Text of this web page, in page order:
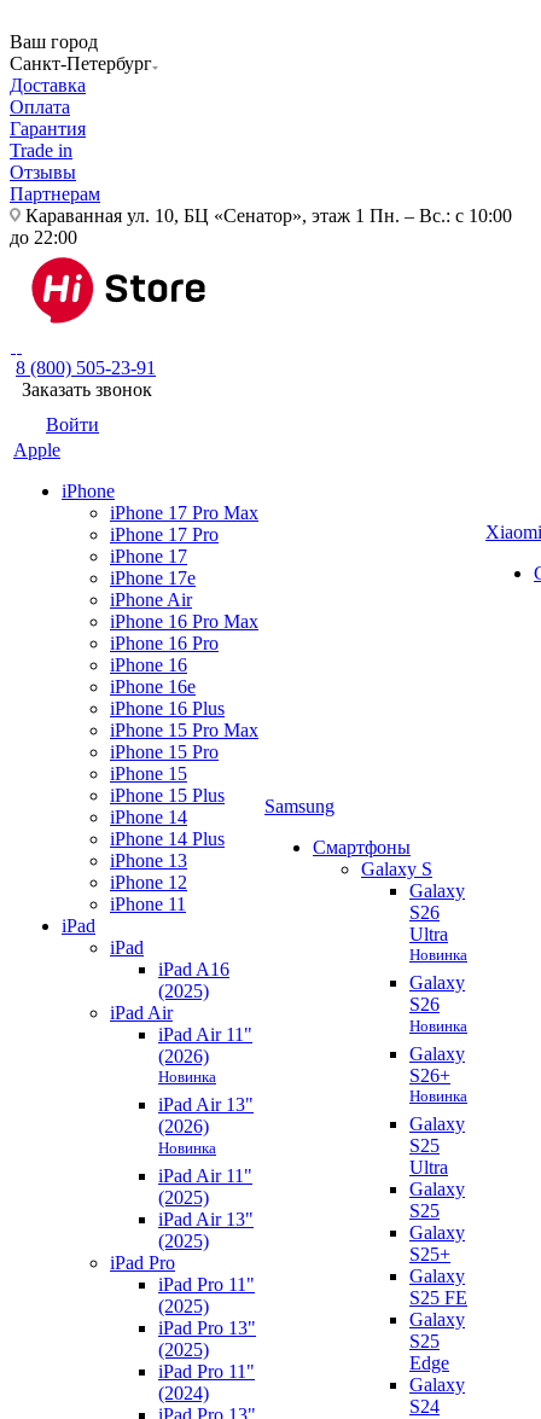
Ваш город
Санкт-Петербург
Доставка
Оплата
Гарантия
Trade in
Отзывы
Партнерам
Караванная ул. 10, БЦ «Сенатор», этаж 1 Пн. – Вс.: с 10:00
до 22:00
8 (800) 505-23-91
Заказать звонок
Войти
Apple
iPhone
iPhone 17 Pro Max
iPhone 17 Pro
iPhone 17
iPhone 17e
iPhone Air
iPhone 16 Pro Max
iPhone 16 Pro
iPhone 16
iPhone 16e
iPhone 16 Plus
iPhone 15 Pro Max
iPhone 15 Pro
iPhone 15
iPhone 15 Plus
iPhone 14
iPhone 14 Plus
iPhone 13
iPhone 12
iPhone 11
iPad
iPad
iPad A16
(2025)
iPad Air
iPad Air 11"
(2026)
Новинка
iPad Air 13"
(2026)
Новинка
iPad Air 11"
(2025)
iPad Air 13"
(2025)
iPad Pro
iPad Pro 11"
(2025)
iPad Pro 13"
(2025)
iPad Pro 11"
(2024)
iPad Pro 13"
Samsung
Смартфоны
Galaxy S
Galaxy
S26
Ultra
Новинка
Galaxy
S26
Новинка
Galaxy
S26+
Новинка
Galaxy
S25
Ultra
Galaxy
S25
Galaxy
S25+
Galaxy
S25 FE
Galaxy
S25
Edge
Galaxy
S24
Xiaomi